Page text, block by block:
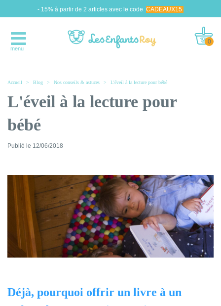
- 15% à partir de 2 articles avec le code CADEAUX15
menu
0
Accueil > Blog > Nos conseils & astuces > L'éveil à la lecture pour bébé
L'éveil à la lecture pour
bébé
Publié le 12/06/2018
Déjà, pourquoi offrir un livre à un